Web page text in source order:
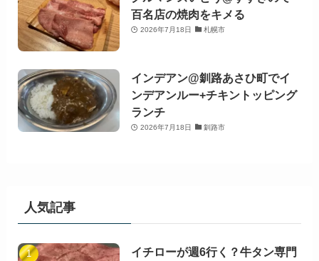
百名店の焼肉をキメる
2026年7月18日 札幌市
インデアン@釧路あさひ町でイ
ンデアンルー+チキントッピング
ランチ
2026年7月18日 釧路市
人気記事
イチローが週6行く？牛タン専門